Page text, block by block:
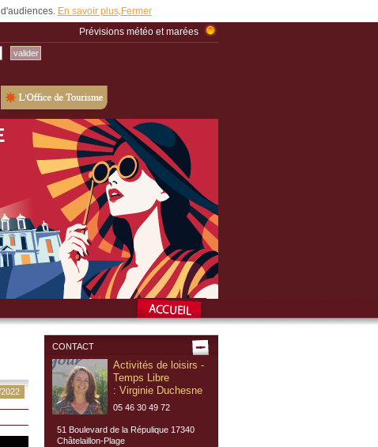
En savoir plus. Fermer
Prévisions météo et marées
CONTACT
Activités de loisirs -
Temps Libre
: Virginie Duchesne
05 46 30 49 72
51 Boulevard de la Répulique 17340
Châtelaillon-Plage